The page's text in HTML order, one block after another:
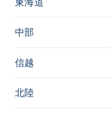
東海道
中部
信越
北陸